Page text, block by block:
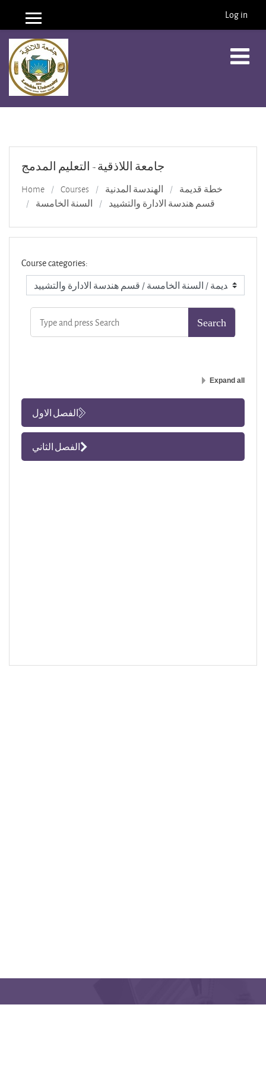
Skip to main content
Side panel Log in
جامعة اللاذقية - التعليم المدمج
Home Courses الهندسة المدنية
خطة قديمة
السنة الخامسة
قسم هندسة الادارة والتشييد
Course categories:
Expand all
الفصل الاول
الفصل الثاني